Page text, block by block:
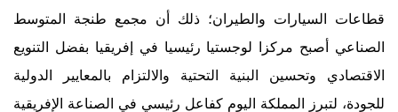
قطاعات السيارات والطيران؛ ذلك أن مجمع طنجة المتوسط
الصناعي أصبح مركزا لوجستيا رئيسيا في إفريقيا بفضل التنويع
الاقتصادي وتحسين البنية التحتية والالتزام بالمعايير الدولية
للجودة، لتبرز المملكة اليوم كفاعل رئيسي في الصناعة الإفريقية